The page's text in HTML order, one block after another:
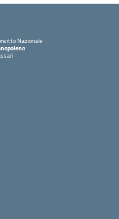
Nazionale